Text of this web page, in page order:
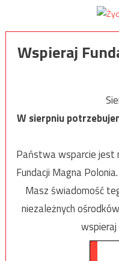
Wspieraj
W sierpniu
Państwa wsparcie jest
Fundacji Magna Polonia.
Masz świadomość
niezależnych